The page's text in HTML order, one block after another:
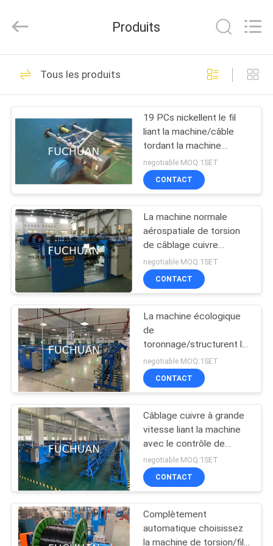
ACCUEIL
PRODUITS
VIDÉOS
LE
SPECTACLE
VR
PROPOS
DE
NOUS
VISITE
DE
L'USINE
CONTRÔLE
QUALITÉ
CONTACTEZ-
NOUS
Electrical
All
Reserved.
Câblage cuivre liant
la machine
124
Machine de torsion
de fil
47
machine bunching
double torsion
Fil liant la machine
Produits
Tous les produits
19 PCs nickellent le fil
liant la machine/câble
tordant la machine
0,41/0,52/0,64
negotiable MOQ:1SET
CONTACT
La machine normale
aérospatiale de torsion
de câblage cuivre
choisissent la tornade
automatique de fil de
0,08 - de 0.45mm
negotiable MOQ:1SET
CONTACT
La machine écologique
de
toronnage/structurent le
plus tard la machine de
tornade de fil
negotiable MOQ:1SET
CONTACT
Câblage cuivre à grande
vitesse liant la machine
avec le contrôle de
tension automatique
negotiable MOQ:1SET
CONTACT
Complètement
automatique choisissez
la machine de torsion/fil